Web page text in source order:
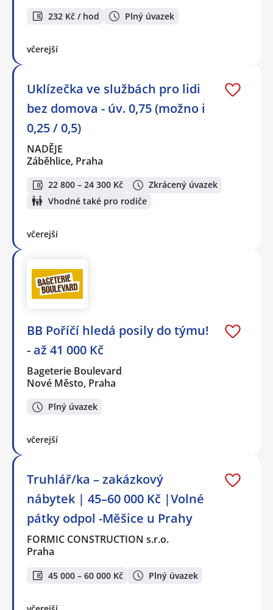
232 Kč / hod Plný úvazek
včerejší
Uklízečka ve službách pro lidi
bez domova - úv. 0,75 (možno i
0,25 / 0,5)
NADĚJE
Záběhlice, Praha
22 800 – 24 300 Kč
Zkrácený úvazek
Vhodné také pro rodiče
včerejší
BB Poříčí hledá posily do týmu!
- až 41 000 Kč
Bageterie Boulevard
Nové Město, Praha
Plný úvazek
včerejší
Truhlář/ka – zakázkový
nábytek | 45–60 000 Kč |Volné
pátky odpol -Měšice u Prahy
FORMIC CONSTRUCTION s.r.o.
Praha
45 000 – 60 000 Kč Plný úvazek